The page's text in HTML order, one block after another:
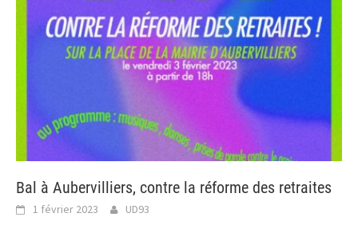
Bal à Aubervilliers, contre la réforme des retraites
1 février 2023 UD93